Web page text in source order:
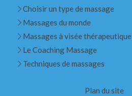
Choisir un type de massage
Massages du monde
Massages à visée thérapeutique
Le Coaching Massage
Techniques de massages
Plan du site